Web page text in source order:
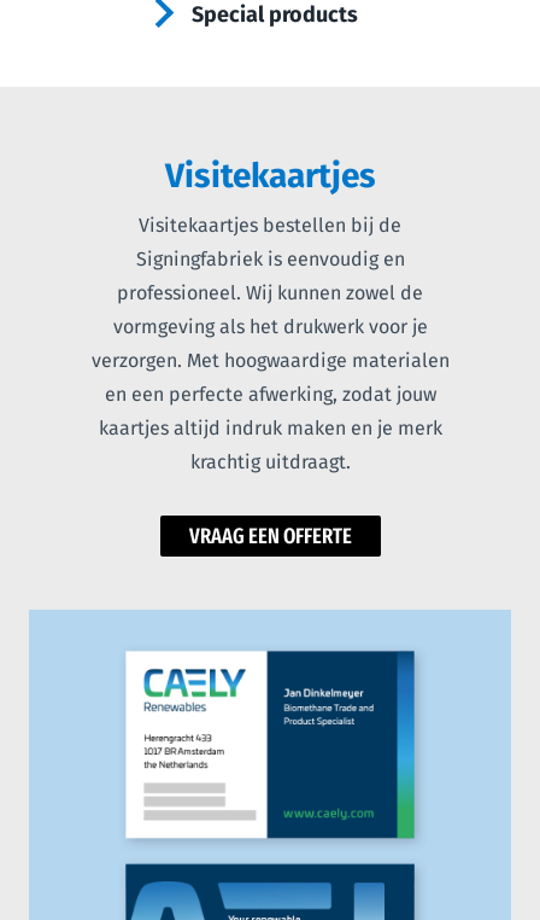
Special products
Visitekaartjes
Visitekaartjes bestellen bij de
Signingfabriek is eenvoudig en
professioneel. Wij kunnen zowel de
vormgeving als het drukwerk voor je
verzorgen. Met hoogwaardige materialen
en een perfecte afwerking, zodat jouw
kaartjes altijd indruk maken en je merk
krachtig uitdraagt.
VRAAG EEN OFFERTE